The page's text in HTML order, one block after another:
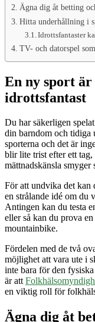
Ägna dig åt betting
Hitta underhållning i
Idrottsfantaster
TV- och datorspel
En ny sport
idrottsfantast
Du har säkerligen
din barndom och tidiga
sporterna och det är
blir lite trist efter ett tag,
mättnadskänsla smyger
För att undvika det kan
en strålande idé om du
Antingen kan du testa
eller så kan du prova
mountainbike.
Fördelen med de två
möjlighet att vara ute i
inte bara för den
är att
en viktig roll för
Ägna dig åt